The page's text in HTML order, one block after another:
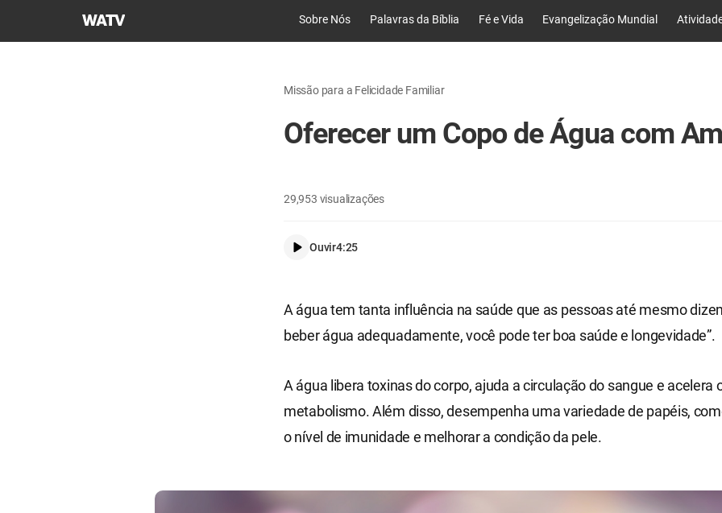
Igreja
Sobre Nós Palavras da Bíblia Fé e Vida Evangelização Mundial
Missão para a Felicidade Familiar
Oferecer um Copo de Água com
29,953 visualizações
Ouvir4:25
A água tem tanta influência na saúde que as pessoas até mesmo
beber água adequadamente, você pode ter boa saúde e longevidade”.
A água libera toxinas do corpo, ajuda a circulação do sangue e acelera
metabolismo. Além disso, desempenha uma variedade de papéis,
o nível de imunidade e melhorar a condição da pele.